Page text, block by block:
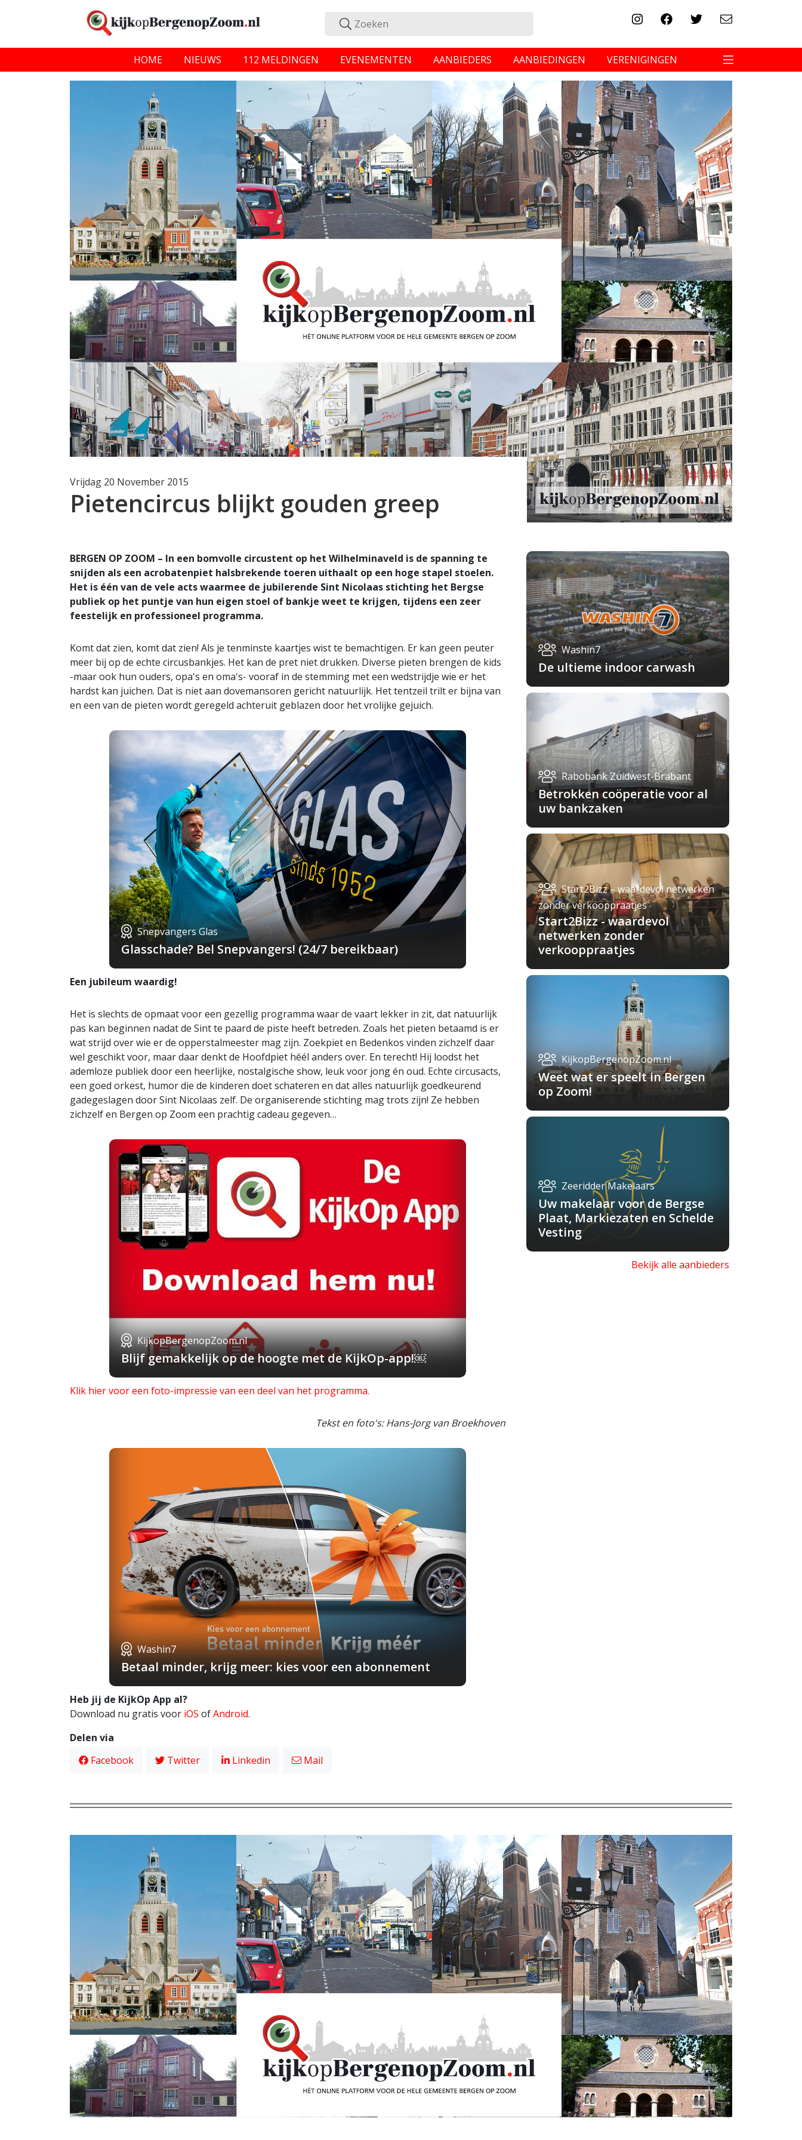
HOME NIEUWS 112 MELDINGEN EVENEMENTEN AANBIEDERS AANBIEDINGEN VERENIGINGEN
Vrijdag 20 November 2015
Pietencircus blijkt gouden greep
BERGEN OP ZOOM – In een bomvolle circustent op het Wilhelminaveld is de spanning te
snijden als een acrobatenpiet halsbrekende toeren uithaalt op een hoge stapel stoelen.
Het is één van de vele acts waarmee de jubilerende Sint Nicolaas stichting het Bergse
publiek op het puntje van hun eigen stoel of bankje weet te krijgen, tijdens een zeer
feestelijk en professioneel programma.
Komt dat zien, komt dat zien! Als je tenminste kaartjes wist te bemachtigen. Er kan geen peuter
meer bij op de echte circusbankjes. Het kan de pret niet drukken. Diverse pieten brengen de kids
-maar ook hun ouders, opa's en oma's- vooraf in de stemming met een wedstrijdje wie er het
hardst kan juichen. Dat is niet aan dovemansoren gericht natuurlijk. Het tentzeil trilt er bijna van
en een van de pieten wordt geregeld achteruit geblazen door het vrolijke gejuich.
Snepvangers Glas
Glasschade? Bel Snepvangers! (24/7 bereikbaar)
Een jubileum waardig!
Het is slechts de opmaat voor een gezellig programma waar de vaart lekker in zit, dat natuurlijk
pas kan beginnen nadat de Sint te paard de piste heeft betreden. Zoals het pieten betaamd is er
wat strijd over wie er de opperstalmeester mag zijn. Zoekpiet en Bedenkos vinden zichzelf daar
wel geschikt voor, maar daar denkt de Hoofdpiet héél anders over. En terecht! Hij loodst het
ademloze publiek door een heerlijke, nostalgische show, leuk voor jong én oud. Echte circusacts,
een goed orkest, humor die de kinderen doet schateren en dat alles natuurlijk goedkeurend
gadegeslagen door Sint Nicolaas zelf. De organiserende stichting mag trots zijn! Ze hebben
zichzelf en Bergen op Zoom een prachtig cadeau gegeven…
KijkopBergenopZoom.nl
Blijf gemakkelijk op de hoogte met de KijkOp-app!￼
Klik hier voor een foto-impressie van een deel van het programma.
Tekst en foto's: Hans-Jorg van Broekhoven
Washin7
Betaal minder, krijg meer: kies voor een abonnement
Heb jij de KijkOp App al?
Download nu gratis voor iOS ofAndroid.
Delen via
Facebook
Twitter Linkedin Mail
Washin7
De ultieme indoor carwash
Rabobank Zuidwest-Brabant
Betrokken coöperatie voor al
uw bankzaken
Start2Bizz – waardevol netwerken
zonder verkooppraatjes
Start2Bizz - waardevol
netwerken zonder
verkooppraatjes
KijkopBergenopZoom.nl
Weet wat er speelt in Bergen
op Zoom!
Zeeridder Makelaars
Uw makelaar voor de Bergse
Plaat, Markiezaten en Schelde
Vesting
Bekijk alle aanbieders